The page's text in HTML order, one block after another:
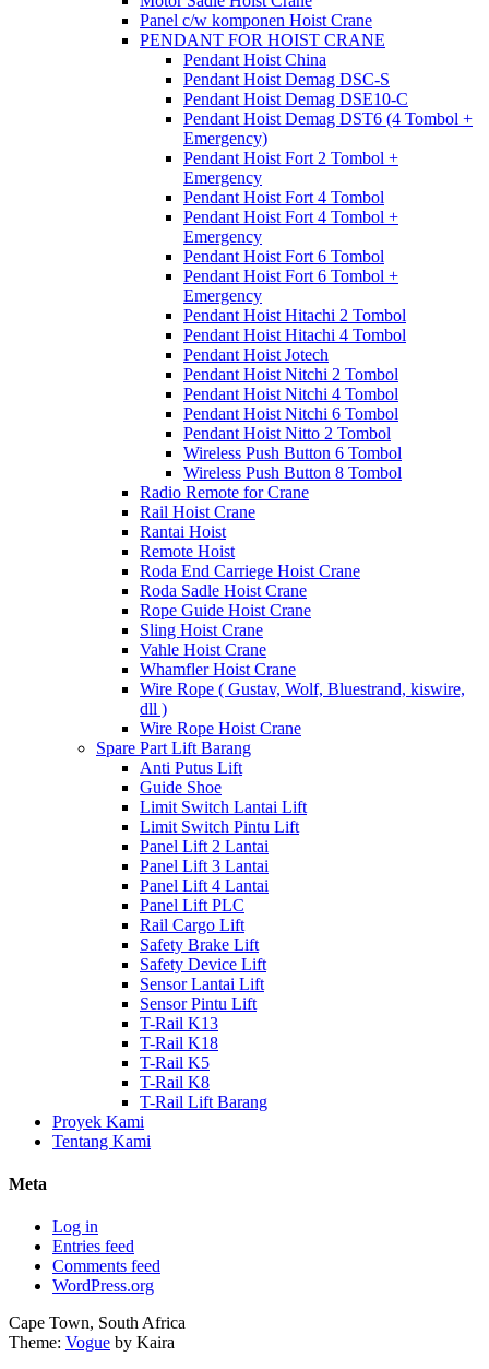
Panel c/w komponen Hoist Crane
PENDANT FOR HOIST CRANE
Pendant Hoist China
Pendant Hoist Demag DSC-S
Pendant Hoist Demag DSE10-C
Pendant Hoist Demag DST6 (4 Tombol +
Emergency)
Pendant Hoist Fort 2 Tombol +
Emergency
Pendant Hoist Fort 4 Tombol
Pendant Hoist Fort 4 Tombol +
Emergency
Pendant Hoist Fort 6 Tombol
Pendant Hoist Fort 6 Tombol +
Emergency
Pendant Hoist Hitachi 2 Tombol
Pendant Hoist Hitachi 4 Tombol
Pendant Hoist Jotech
Pendant Hoist Nitchi 2 Tombol
Pendant Hoist Nitchi 4 Tombol
Pendant Hoist Nitchi 6 Tombol
Pendant Hoist Nitto 2 Tombol
Wireless Push Button 6 Tombol
Wireless Push Button 8 Tombol
Radio Remote for Crane
Rail Hoist Crane
Rantai Hoist
Remote Hoist
Roda End Carriege Hoist Crane
Roda Sadle Hoist Crane
Rope Guide Hoist Crane
Sling Hoist Crane
Vahle Hoist Crane
Whamfler Hoist Crane
Wire Rope ( Gustav, Wolf, Bluestrand, kiswire,
dll )
Wire Rope Hoist Crane
Spare Part Lift Barang
Anti Putus Lift
Guide Shoe
Limit Switch Lantai Lift
Limit Switch Pintu Lift
Panel Lift 2 Lantai
Panel Lift 3 Lantai
Panel Lift 4 Lantai
Panel Lift PLC
Rail Cargo Lift
Safety Brake Lift
Safety Device Lift
Sensor Lantai Lift
Sensor Pintu Lift
T-Rail K13
T-Rail K18
T-Rail K5
T-Rail K8
T-Rail Lift Barang
Proyek Kami
Tentang Kami
Meta
Log in
Entries feed
Comments feed
WordPress.org
Cape Town, South Africa
Theme: Vogue by Kaira